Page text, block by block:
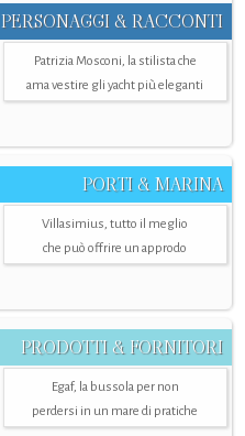
PERSONAGGI & RACCONTI
Patrizia Mosconi, la stilista che
ama vestire gli yacht più eleganti
PORTI & MARINA
Villasimius, tutto il meglio
che può offrire un approdo
PRODOTTI & FORNITORI
Egaf, la bussola per non
perdersi in un mare di pratiche